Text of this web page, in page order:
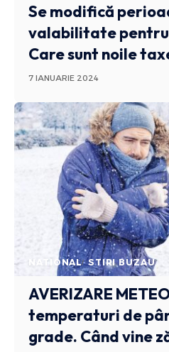
Se modifică
valabilitate
Care sunt noile
7 IANUARIE 2024
NATIONAL STIRI BUZAU
AVERIZARE
temperaturi de
grade. Când vine